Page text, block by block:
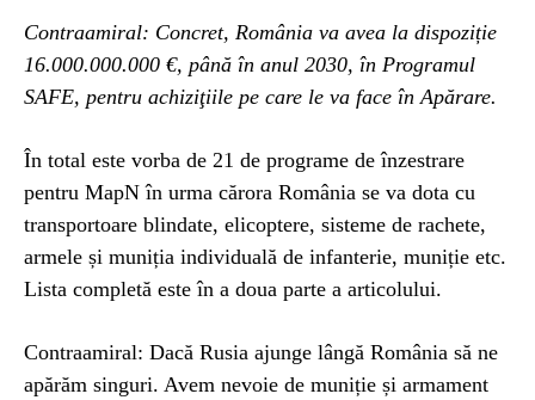
Contraamiral: Concret, România va avea la dispoziție
16.000.000.000 €, până în anul 2030, în Programul
SAFE, pentru achiziţiile pe care le va face în Apărare.
În total este vorba de 21 de programe de înzestrare
pentru MapN în urma cărora România se va dota cu
transportoare blindate, elicoptere, sisteme de rachete,
armele și muniția individuală de infanterie, muniție etc.
Lista completă este în a doua parte a articolului.
Contraamiral: Dacă Rusia ajunge lângă România să ne
apărăm singuri. Avem nevoie de muniție și armament